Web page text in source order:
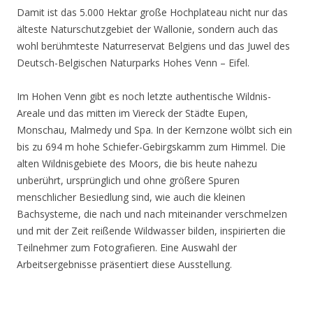
Damit ist das 5.000 Hektar große Hochplateau nicht nur das
älteste Naturschutzgebiet der Wallonie, sondern auch das
wohl berühmteste Naturreservat Belgiens und das Juwel des
Deutsch-Belgischen Naturparks Hohes Venn – Eifel.
Im Hohen Venn gibt es noch letzte authentische Wildnis-
Areale und das mitten im Viereck der Städte Eupen,
Monschau, Malmedy und Spa. In der Kernzone wölbt sich ein
bis zu 694 m hohe Schiefer-Gebirgskamm zum Himmel. Die
alten Wildnisgebiete des Moors, die bis heute nahezu
unberührt, ursprünglich und ohne größere Spuren
menschlicher Besiedlung sind, wie auch die kleinen
Bachsysteme, die nach und nach miteinander verschmelzen
und mit der Zeit reißende Wildwasser bilden, inspirierten die
Teilnehmer zum Fotografieren. Eine Auswahl der
Arbeitsergebnisse präsentiert diese Ausstellung.